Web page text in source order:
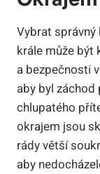
Vybrat
krále může
a bezpečnosti
aby byl
chlupatého
okrajem jsou
rády větší
aby